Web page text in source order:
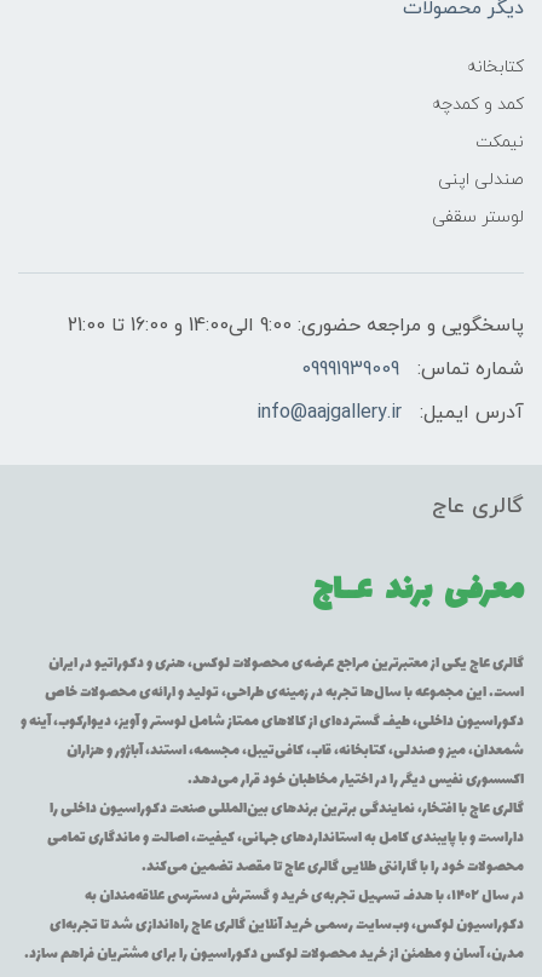
دیگر محصولات
کتابخانه
کمد و کمدچه
نیمکت
صندلی اپنی
لوستر سقفی
پاسخگویی و مراجعه حضوری: 9:00 الی14:00 و 16:00 تا 21:00
شماره تماس:
09991939009
آدرس ایمیل:
info@aajgallery.ir
گالری عاج
معرفی برند عــاج
گالری عاج یکی از معتبرترین مراجع عرضه‌ی محصولات لوکس، هنری و دکوراتیو در ایران
است. این مجموعه با سال‌ها تجربه در زمینه‌ی طراحی، تولید و ارائه‌ی محصولات خاص
دکوراسیون داخلی، طیف گسترده‌ای از کالاهای ممتاز شامل لوستر و آویز، دیوارکوب، آینه و
شمعدان، میز و صندلی، کتابخانه، قاب، کافی‌تیبل، مجسمه، استند، آباژور و هزاران
اکسسوری نفیس دیگر را در اختیار مخاطبان خود قرار می‌دهد.
گالری عاج با افتخار، نمایندگی برترین برندهای بین‌المللی صنعت دکوراسیون داخلی را
داراست و با پایبندی کامل به استانداردهای جهانی، کیفیت، اصالت و ماندگاری تمامی
محصولات خود را با گارانتی طلایی گالری عاج تا مقصد تضمین می‌کند.
در سال ۱۴۰۲، با هدف تسهیل تجربه‌ی خرید و گسترش دسترسی علاقه‌مندان به
دکوراسیون لوکس، وب‌سایت رسمی خرید آنلاین گالری عاج راه‌اندازی شد تا تجربه‌ای
مدرن، آسان و مطمئن از خرید محصولات لوکس دکوراسیون را برای مشتریان فراهم سازد.